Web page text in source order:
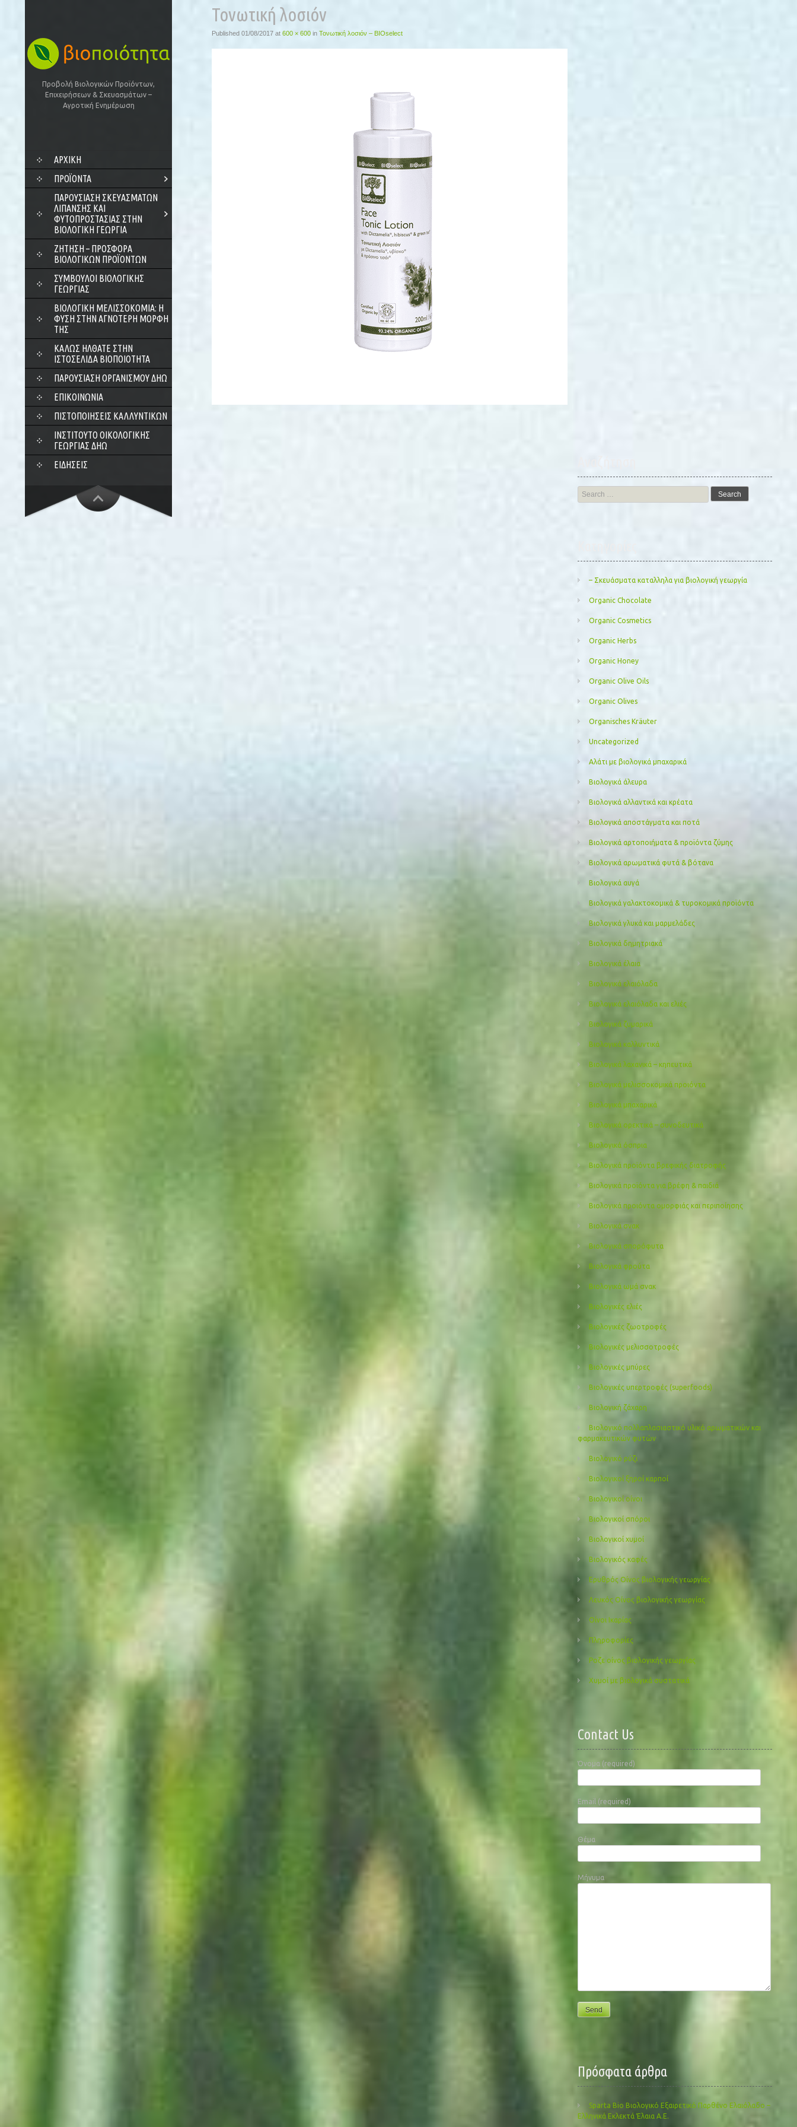
Προβολή Βιολογικών Προϊόντων,
Επιχειρήσεων & Σκευασμάτων –
Αγροτική Ενημέρωση
SKIP
CONTENT
ΑΡΧΙΚΗ
ΠΡΟΪΌΝΤΑ
ΠΑΡΟΥΣΊΑΣΗ ΣΚΕΥΑΣΜΆΤΩΝ
ΛΊΠΑΝΣΗΣ ΚΑΙ
ΦΥΤΟΠΡΟΣΤΑΣΊΑΣ ΣΤΗΝ
ΒΙΟΛΟΓΙΚΉ ΓΕΩΡΓΊΑ
ΖΗΤΗΣΗ – ΠΡΟΣΦΟΡΑ
ΒΙΟΛΟΓΙΚΩΝ ΠΡΟΪΟΝΤΩΝ
ΣΎΜΒΟΥΛΟΙ ΒΙΟΛΟΓΙΚΉΣ
ΓΕΩΡΓΊΑΣ
ΒΙΟΛΟΓΙΚΉ ΜΕΛΙΣΣΟΚΟΜΊΑ: Η
ΦΎΣΗ ΣΤΗΝ ΑΓΝΌΤΕΡΗ ΜΟΡΦΉ
ΤΗΣ
ΚΑΛΏΣ ΉΛΘΑΤΕ ΣΤΗΝ
ΙΣΤΟΣΕΛΊΔΑ ΒΙΟΠΟΙΌΤΗΤΑ
ΠΑΡΟΥΣΊΑΣΗ ΟΡΓΑΝΙΣΜΟΎ ΔΗΩ
ΕΠΙΚΟΙΝΩΝΊΑ
ΠΙΣΤΟΠΟΙΉΣΕΙΣ ΚΑΛΛΥΝΤΙΚΏΝ
ΙΝΣΤΙΤΟΎΤΟ ΟΙΚΟΛΟΓΙΚΉΣ
ΓΕΩΡΓΊΑΣ ΔΗΩ
ΕΙΔΉΣΕΙΣ
Τονωτική λοσιόν
Published 01/08/2017 at 600 × 600 in Τονωτική λοσιόν – BIOselect
Search
for:
– Σκευάσματα καταλληλα για βιολογική γεωργία
Organic Chocolate
Organic Cosmetics
Organic Herbs
Organic Honey
Organic Olive Oils
Organic Olives
Organisches Kräuter
Uncategorized
Αλάτι με βιολογικά μπαχαρικά
Βιολογικά άλευρα
Βιολογικά αλλαντικά και κρέατα
Βιολογικά αποστάγματα και ποτά
Βιολογικά αρτοποιήματα & προϊόντα ζύμης
Βιολογικά αρωματικά φυτά & βότανα
Βιολογικά αυγά
Βιολογικά γαλακτοκομικά & τυροκομικά προϊόντα
Βιολογικά γλυκά και μαρμελάδες
Βιολογικά δημητριακά
Βιολογικά έλαια
Βιολογικά ελαιόλαδα
Βιολογικά ελαιόλαδα και ελιές
Βιολογικά ζυμαρικά
Βιολογικά καλλυντικά
Βιολογικά λαχανικά – κηπευτικά
Βιολογικά μελισσοκομικά προιόντα
Βιολογικά μπαχαρικά
Βιολογικά ορεκτικά – συνοδευτικά
Βιολογικά όσπρια
Βιολογικά προϊόντα βρεφικής διατροφής
Βιολογικά προϊόντα για βρέφη & παιδιά
Βιολογικά προιόντα ομορφιάς και περιποίησης
Βιολογικά σνακ
Βιολογικά σπορόφυτα
Βιολογικά φρούτα
Βιολογικά ωμά σνακ
Βιολογικές ελιές
Βιολογικές ζωοτροφές
Βιολογικές μελισσοτροφές
Βιολογικές μπύρες
Βιολογικές υπερτροφές (superfoods)
Βιολογική ζάχαρη
Βιολογικό πολλαπλασιαστικό υλικό αρωματικών και
φαρμακευτικών φυτών
Βιολογικό ρύζι
Βιολογικοί ξηροί καρποί
Βιολογικοί οίνοι
Βιολογικοί σπόροι
Βιολογικοί χυμοί
Βιολογικός καφές
Ερυθρός Οίνος βιολογικής γεωργίας
Λευκός Οίνος βιολογικής γεωργίας
Οίνοι Ικαρίας
Πληροφορίες
Ροζε οίνος βιολογικής γεωργίας
Χυμοί με βιολογικά συστατικά
Contact Us
Όνομα (required)
Email (required)
Θέμα
Μήνυμα
Πρόσφατα άρθρα
Sparta Bio Βιολογικό Εξαιρετικό Παρθένο Ελαιόλαδο –
Ελληνικά Εκλεκτά Έλαια Α.Ε.